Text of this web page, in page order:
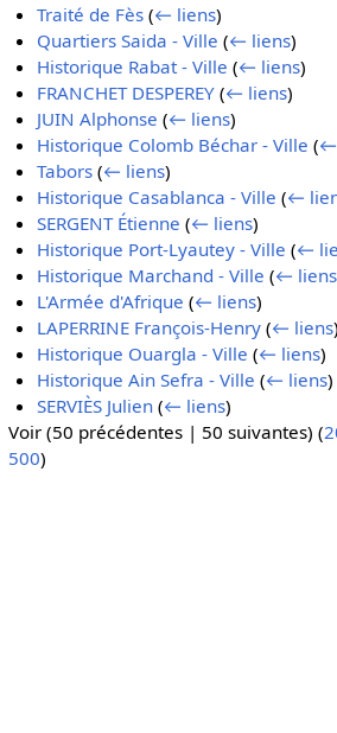
Traité de Fès (← liens)
Quartiers Saida - Ville (← liens)
Historique Rabat - Ville (← liens)
FRANCHET DESPEREY (← liens)
JUIN Alphonse (← liens)
Historique Colomb Béchar - Ville (←
Tabors (← liens)
Historique Casablanca - Ville (←
SERGENT Étienne (← liens)
Historique Port-Lyautey - Ville (←
Historique Marchand - Ville (← liens
L'Armée d'Afrique (← liens)
LAPERRINE François-Henry (← liens)
Historique Ouargla - Ville (← liens)
Historique Ain Sefra - Ville (← liens)
SERVIÈS Julien (← liens)
Voir (50 précédentes| 50 suivantes) (
500)